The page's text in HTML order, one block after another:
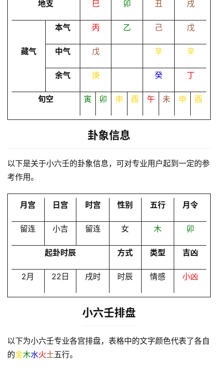
梦
务
地支 巳 卯 丑 戌
本气 丙 乙 己 戊
藏气 中气 戊 辛 辛
余气 庚 癸 丁
旬空 寅 卯 申 酉 午 未 申 酉
卦象信息
以下是关于小六壬的卦象信息，可对专业用户起到一定的参
考作用。
月宫 日宫 时宫 性别 五行 月令
留连 小吉 留连 女 木 卯
起卦时辰 方式 类型 吉凶
2月 22日 戌时 时辰 情感 小凶
小六壬排盘
以下为小六壬专业各宫排盘，表格中的文字颜色代表了各自
的金木水火土五行。